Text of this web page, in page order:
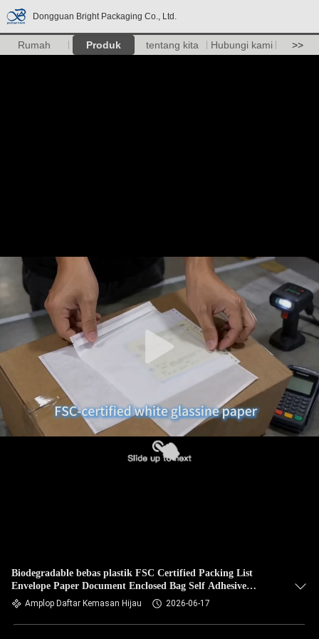
Dongguan Bright Packaging Co., Ltd.
Rumah Produk tentang kita Hubungi kami >>
Biodegradable bebas plastik FSC Certified Packing List
Envelope Paper Document Enclosed Bag Self Adhesive
Shipping Label Dompet
Amplop Daftar Kemasan Hijau 2026-06-17